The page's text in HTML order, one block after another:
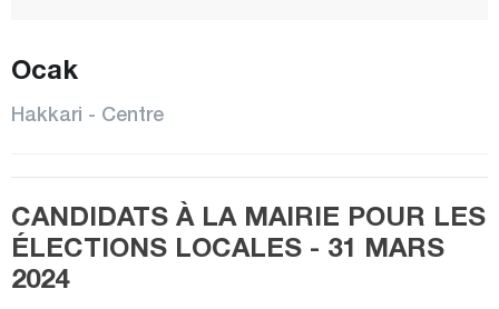
ŞEMDİNLİ
YÜKSEKOVA
Iğdır
Isparta
Kahramanmaraş
Ocak
Hakkari - Centre
CANDIDATS À LA MAIRIE POUR LES
ÉLECTIONS LOCALES - 31 MARS
2024